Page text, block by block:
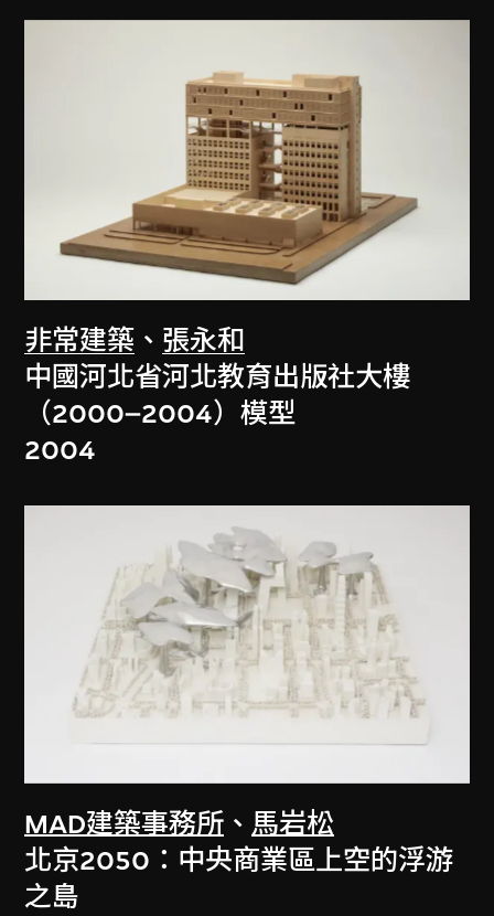
非常建築 、 張永和
中國河北省河北教育出版社大樓
（2000–2004）模型
2004
MAD建築事務所 、 馬岩松
北京2050：中央商業區上空的浮游
之島